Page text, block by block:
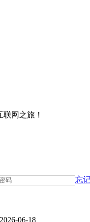
网之旅！
忘
2026-06-18